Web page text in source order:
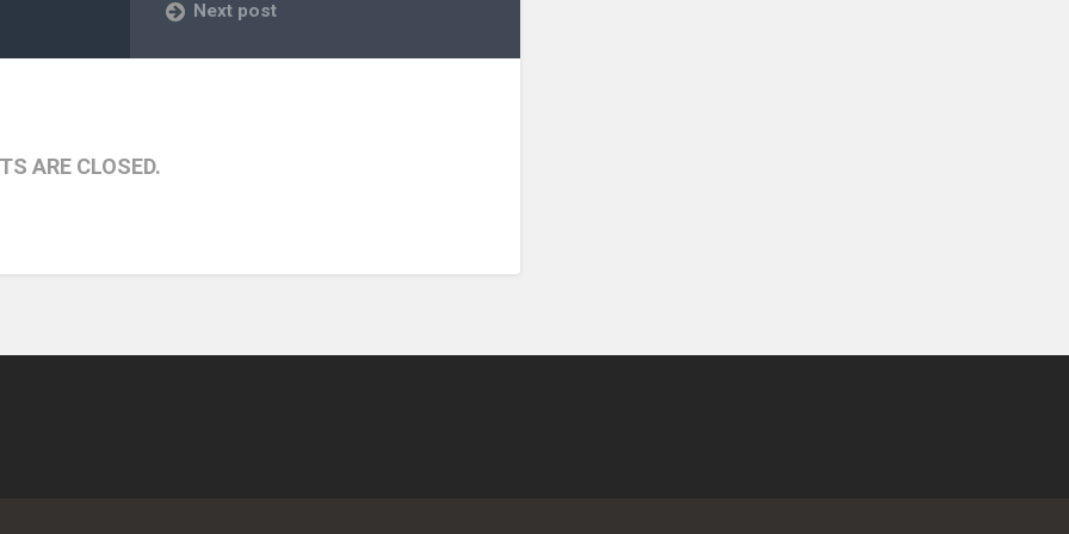
Next post
ARE CLOSED.